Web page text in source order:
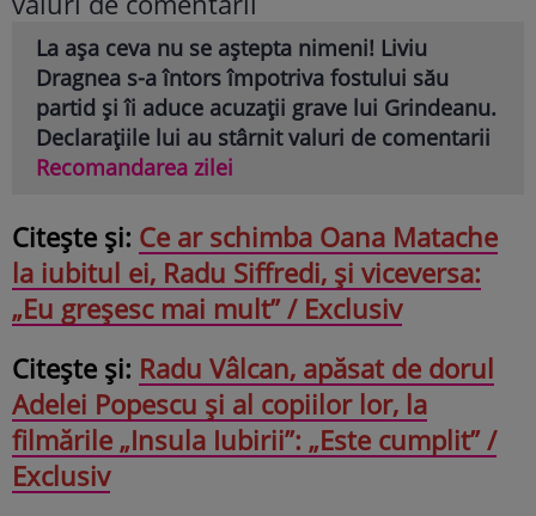
La așa ceva nu se aștepta nimeni! Liviu
Dragnea s-a întors împotriva fostului său
partid și îi aduce acuzații grave lui Grindeanu.
Declarațiile lui au stârnit valuri de comentarii
Recomandarea zilei
Citește și: Ce ar schimba Oana Matache
la iubitul ei, Radu Siffredi, și viceversa:
„Eu greșesc mai mult” / Exclusiv
Citește și: Radu Vâlcan, apăsat de dorul
Adelei Popescu și al copiilor lor, la
filmările „Insula Iubirii”: „Este cumplit” /
Exclusiv